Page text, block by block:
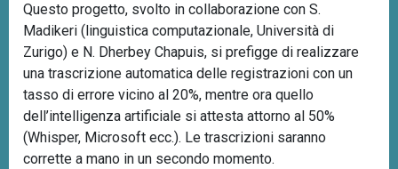
e
h
e
d
Questo progetto, svolto in collaborazione con S.
Madikeri (linguistica computazionale, Università di
Zurigo) e N. Dherbey Chapuis, si prefigge di realizzare
una trascrizione automatica delle registrazioni con un
tasso di errore vicino al 20%, mentre ora quello
dell’intelligenza artificiale si attesta attorno al 50%
(Whisper, Microsoft ecc.). Le trascrizioni saranno
corrette a mano in un secondo momento.